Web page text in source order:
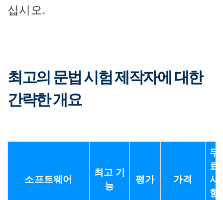
십시오.
최고의 문법 시험 제작자에 대한
간략한 개요
소프트웨어
최고 기
능
평가 가격
무
료
시
험